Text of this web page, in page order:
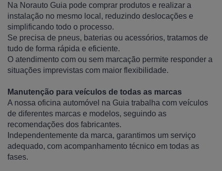
Na Norauto Guia pode comprar produtos e realizar a
instalação no mesmo local, reduzindo deslocações e
simplificando todo o processo.
Se precisa de pneus, baterias ou acessórios, tratamos de
tudo de forma rápida e eficiente.
O atendimento com ou sem marcação permite responder a
situações imprevistas com maior flexibilidade.
Manutenção para veículos de todas as marcas
A nossa oficina automóvel na Guia trabalha com veículos
de diferentes marcas e modelos, seguindo as
recomendações dos fabricantes.
Independentemente da marca, garantimos um serviço
adequado, com acompanhamento técnico em todas as
fases.